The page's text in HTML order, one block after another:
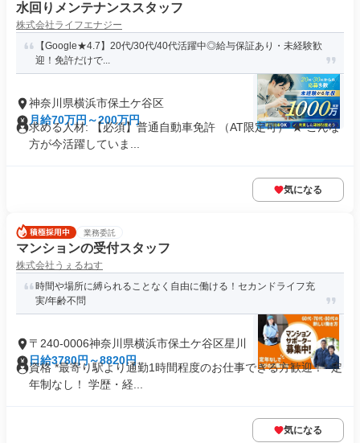
水回りメンテナンススタッフ
株式会社ライフエナジー
【Google★4.7】20代/30代/40代活躍中◎給与保証あり・未経験歓
迎！免許だけで...
神奈川県横浜市保土ケ谷区
月給70万円～200万円
求める人材: 【必須】普通自動車免許 （AT限定可） ★ こんな
方が今活躍していま...
気になる
業務委託
マンションの受付スタッフ
株式会社うぇるねす
時間や場所に縛られることなく自由に働ける！セカンドライフ充
実/年齢不問
〒240-0006神奈川県横浜市保土ケ谷区星川
日給3780円～8820円
資格 *最寄り駅より通勤1時間程度のお仕事できる方歓迎！* 定
年制なし！ 学歴・経...
気になる